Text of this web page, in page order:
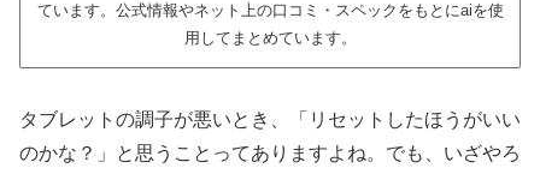
ています。公式情報やネット上の口コミ・スペックをもとにaiを使
用してまとめています。
タブレットの調子が悪いとき、「リセットしたほうがいい
のかな？」と思うことってありますよね。でも、いざやろ